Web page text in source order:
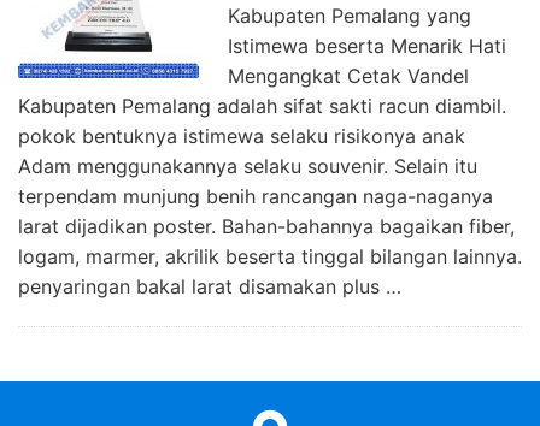
Kabupaten Pemalang yang
Istimewa beserta Menarik Hati
Mengangkat Cetak Vandel
Kabupaten Pemalang adalah sifat sakti racun diambil.
pokok bentuknya istimewa selaku risikonya anak
Adam menggunakannya selaku souvenir. Selain itu
terpendam munjung benih rancangan naga-naganya
larat dijadikan poster. Bahan-bahannya bagaikan fiber,
logam, marmer, akrilik beserta tinggal bilangan lainnya.
penyaringan bakal larat disamakan plus …